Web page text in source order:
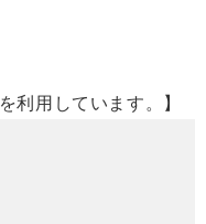
利用しています。】